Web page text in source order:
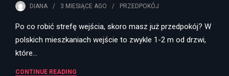
DIANA 3 MIESIĄCE AGO PRZEDPOKÓJ
Po co robić strefę wejścia, skoro masz już przedpokój? W
polskich mieszkaniach wejście to zwykle 1-2 m od drzwi,
które…
CONTINUE READING